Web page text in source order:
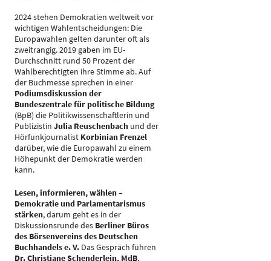
2024 stehen Demokratien weltweit vor
wichtigen Wahlentscheidungen: Die
Europawahlen gelten darunter oft als
zweitrangig. 2019 gaben im EU-
Durchschnitt rund 50 Prozent der
Wahlberechtigten ihre Stimme ab. Auf
der Buchmesse sprechen in einer
Podiumsdiskussion der
Bundeszentrale für politische Bildung
(BpB) die Politikwissenschaftlerin und
Publizistin Julia Reuschenbach und der
Hörfunkjournalist Korbinian Frenzel
darüber, wie die Europawahl zu einem
Höhepunkt der Demokratie werden
kann.
Lesen, informieren, wählen –
Demokratie und Parlamentarismus
stärken, darum geht es in der
Diskussionsrunde des Berliner Büros
des Börsenvereins des Deutschen
Buchhandels e. V. Das Gespräch führen
Dr. Christiane Schenderlein, MdB,